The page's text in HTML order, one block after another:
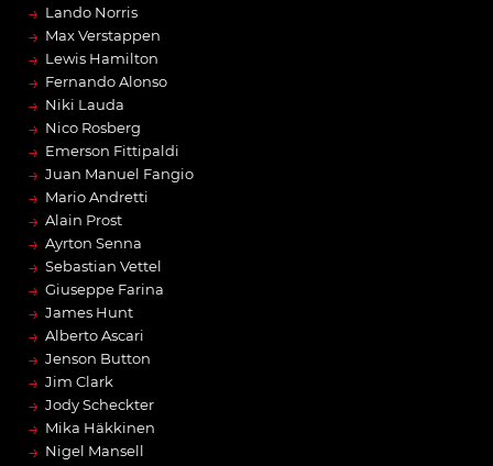
→ Lando Norris
→ Max Verstappen
→ Lewis Hamilton
→ Fernando Alonso
→ Niki Lauda
→ Nico Rosberg
→ Emerson Fittipaldi
→ Juan Manuel Fangio
→ Mario Andretti
→ Alain Prost
→ Ayrton Senna
→ Sebastian Vettel
→ Giuseppe Farina
→ James Hunt
→ Alberto Ascari
→ Jenson Button
→ Jim Clark
→ Jody Scheckter
→ Mika Häkkinen
→ Nigel Mansell